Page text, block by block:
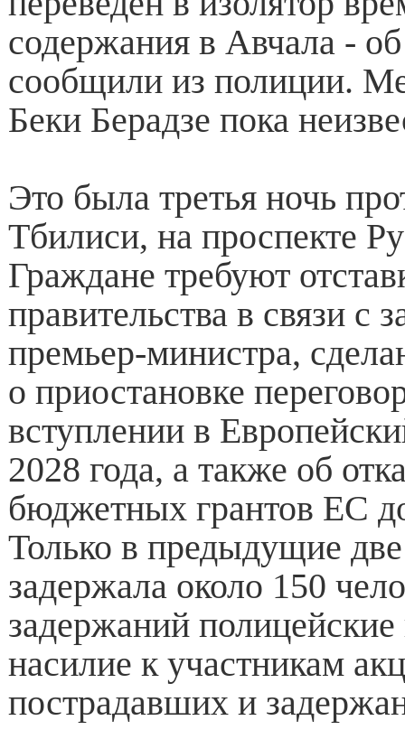
содержания в Авчала -
сообщили из полиции.
Беки Берадзе пока
Это была третья ночь
Тбилиси, на проспекте
Граждане требуют
правительства в связи с
премьер-министра,
о приостановке
вступлении в
2028 года, а также об
бюджетных грантов ЕС
Только в предыдущие
задержала около 150
задержаний
насилие к участникам
пострадавших и